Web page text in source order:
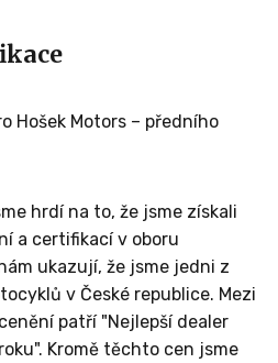
Hošek Motors – předního
hrdí na to, že jsme získali
a certifikací v oboru
ukazují, že jsme jedni z
v České republice. Mezi
patří "Nejlepší dealer
Kromě těchto cen jsme